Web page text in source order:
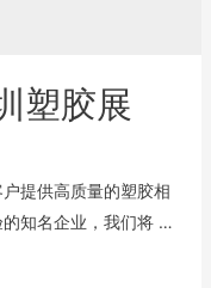
塑胶展
提供高质量的塑胶相
知名企业，我们将 …